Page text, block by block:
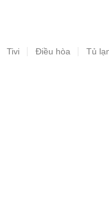
Tivi Điều hòa Tủ